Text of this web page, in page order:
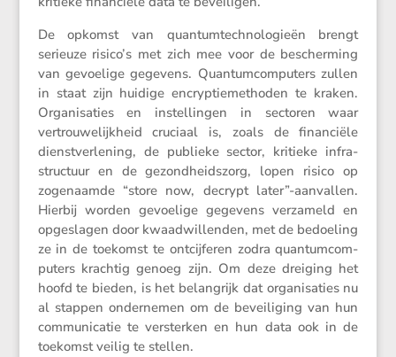
De opkomst van quantum­tech­no­lo­gieën brengt
serieuze risico’s met zich mee voor de bescher­ming
van gevoe­lige gegevens. Quantum­com­pu­ters zullen
in staat zijn huidige encryp­tie­me­thoden te kraken.
Organi­sa­ties en instel­lingen in sectoren waar
vertrou­we­lijk­heid cruciaal is, zoals de finan­ciële
dienst­ver­le­ning, de publieke sector, kritieke infra­
struc­tuur en de gezond­heids­zorg, lopen risico op
zogenaamde “store now, decrypt later”-aanvallen.
Hierbij worden gevoe­lige gegevens verza­meld en
opgeslagen door kwaad­wil­lenden, met de bedoe­ling
ze in de toekomst te ontcij­feren zodra quantum­com­
pu­ters krachtig genoeg zijn. Om deze dreiging het
hoofd te bieden, is het belang­rijk dat organi­sa­ties nu
al stappen onder­nemen om de bevei­li­ging van hun
commu­ni­catie te versterken en hun data ook in de
toekomst veilig te stellen.